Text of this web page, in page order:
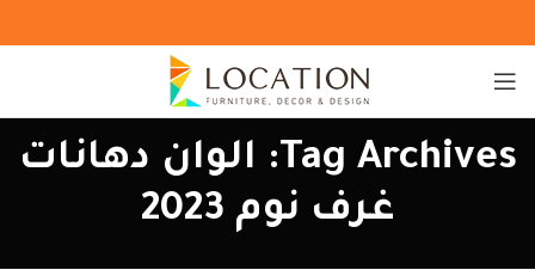
Tag Archives: الوان دهانات
غرف نوم 2023